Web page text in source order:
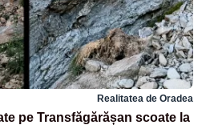
Realitatea de Oradea
pe Transfăgărășan scoate la